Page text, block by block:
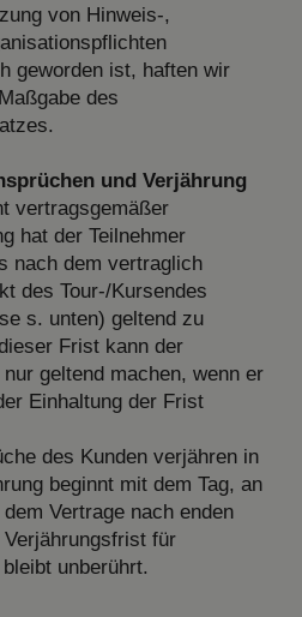
von Hinweis-,
geworden ist, haften wir
des
und Verjährung
vertragsgemäßer
hat der Teilnehmer
nach dem vertraglich
des Tour-/Kursendes
s. unten) geltend zu
Frist kann der
geltend machen, wenn er
Einhaltung der Frist
des Kunden verjähren in
beginnt mit dem Tag, an
Vertrage nach enden
für
unberührt.